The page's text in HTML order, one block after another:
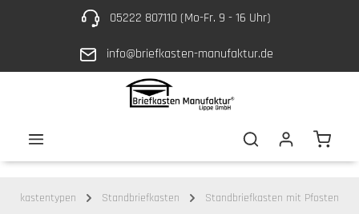
Zum Hauptinhalt springen05222 807110 (Mo-Fr. 9 - 16 Uhr)
info@briefkasten-manufaktur.de
Briefkastentypen Standbriefkasten Standbriefkasten mit Pfosten